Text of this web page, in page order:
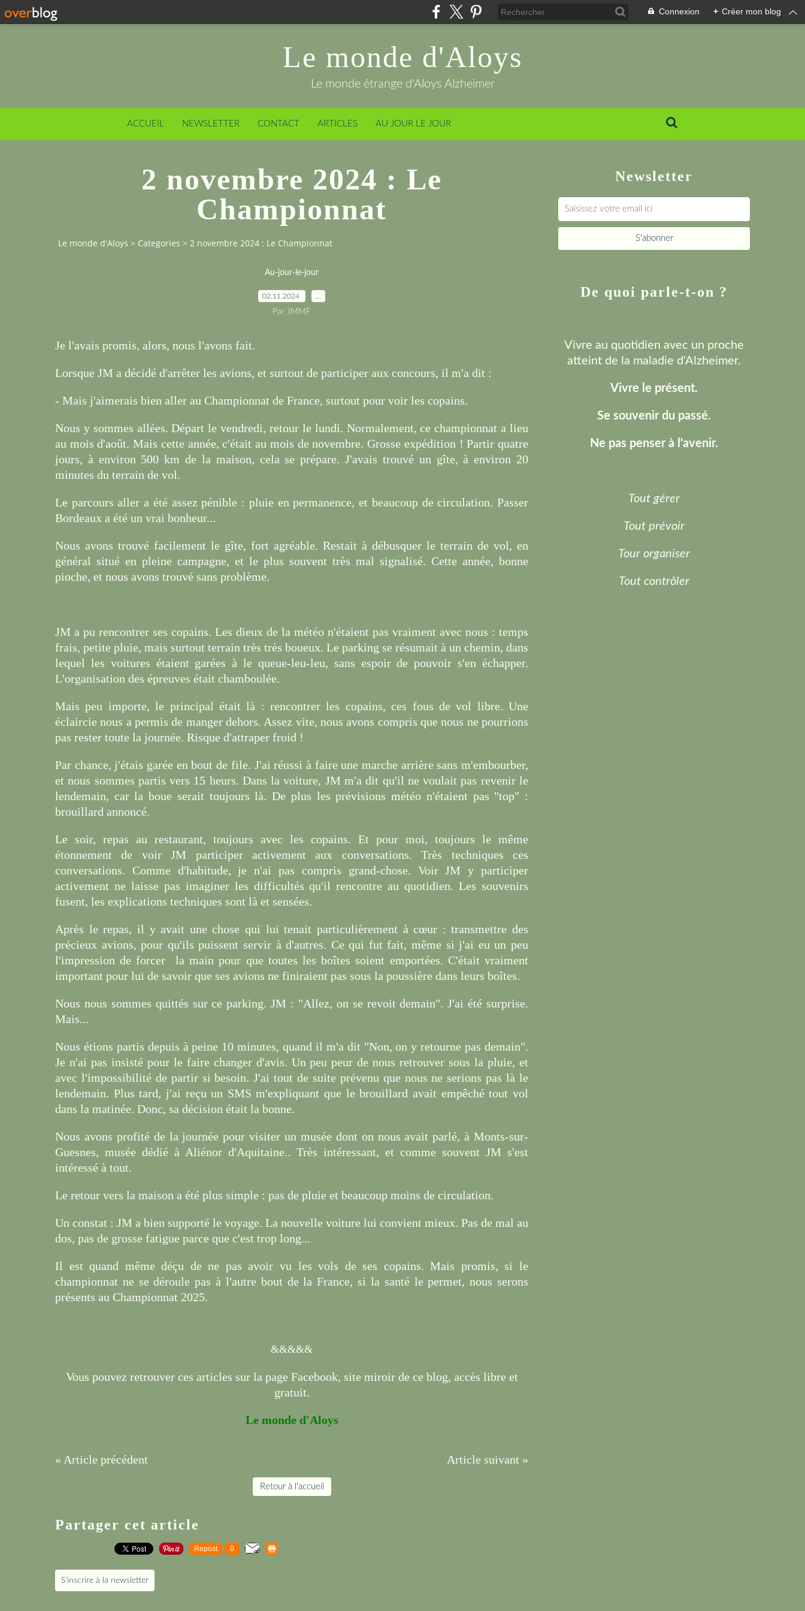
Connexion + Créer mon blog
Le monde d'Aloys
Le monde étrange d'Aloys Alzheimer
ACCUEIL NEWSLETTER CONTACT ARTICLES AU JOUR LE JOUR
2 novembre 2024 : Le
Championnat
Le monde d'Aloys > Categories > 2 novembre 2024 : Le Championnat
Au-jour-le-jour
02.11.2024
Par JMMF
Je l'avais promis, alors, nous l'avons fait.
Lorsque JM a décidé d'arrêter les avions, et surtout de participer aux concours, il m'a dit :
- Mais j'aimerais bien aller au Championnat de France, surtout pour voir les copains.
Nous y sommes allées. Départ le vendredi, retour le lundi. Normalement, ce championnat a lieu
au mois d'août. Mais cette année, c'était au mois de novembre. Grosse expédition ! Partir quatre
jours, à environ 500 km de la maison, cela se prépare. J'avais trouvé un gîte, à environ 20
minutes du terrain de vol.
Le parcours aller a été assez pénible : pluie en permanence, et beaucoup de circulation. Passer
Bordeaux a été un vrai bonheur...
Nous avons trouvé facilement le gîte, fort agréable. Restait à débusquer le terrain de vol, en
général situé en pleine campagne, et le plus souvent très mal signalisé. Cette année, bonne
pioche, et nous avons trouvé sans problème.
JM a pu rencontrer ses copains. Les dieux de la météo n'étaient pas vraiment avec nous : temps
frais, petite pluie, mais surtout terrain très très boueux. Le parking se résumait à un chemin, dans
lequel les voitures étaient garées à le queue-leu-leu, sans espoir de pouvoir s'en échapper.
L'organisation des épreuves était chamboulée.
Mais peu importe, le principal était là : rencontrer les copains, ces fous de vol libre. Une
éclaircie nous a permis de manger dehors. Assez vite, nous avons compris que nous ne pourrions
pas rester toute la journée. Risque d'attraper froid !
Par chance, j'étais garée en bout de file. J'ai réussi à faire une marche arrière sans m'embourber,
et nous sommes partis vers 15 heurs. Dans la voiture, JM m'a dit qu'il ne voulait pas revenir le
lendemain, car la boue serait toujours là. De plus les prévisions météo n'étaient pas "top" :
brouillard annoncé.
Le soir, repas au restaurant, toujours avec les copains. Et pour moi, toujours le même
étonnement de voir JM participer activement aux conversations. Très techniques ces
conversations. Comme d'habitude, je n'ai pas compris grand-chose. Voir JM y participer
activement ne laisse pas imaginer les difficultés qu'il rencontre au quotidien. Les souvenirs
fusent, les explications techniques sont là et sensées.
Après le repas, il y avait une chose qui lui tenait particulièrement à cœur : transmettre des
précieux avions, pour qu'ils puissent servir à d'autres. Ce qui fut fait, même si j'ai eu un peu
l'impression de forcer la main pour que toutes les boîtes soient emportées. C'était vraiment
important pour lui de savoir que ses avions ne finiraient pas sous la poussière dans leurs boîtes.
Nous nous sommes quittés sur ce parking. JM : "Allez, on se revoit demain". J'ai été surprise.
Mais...
Nous étions partis depuis à peine 10 minutes, quand il m'a dit "Non, on y retourne pas demain".
Je n'ai pas insisté pour le faire changer d'avis. Un peu peur de nous retrouver sous la pluie, et
avec l'impossibilité de partir si besoin. J'ai tout de suite prévenu que nous ne serions pas là le
lendemain. Plus tard, j'ai reçu un SMS m'expliquant que le brouillard avait empêché tout vol
dans la matinée. Donc, sa décision était la bonne.
Nous avons profité de la journée pour visiter un musée dont on nous avait parlé, à Monts-sur-
Guesnes, musée dédié à Aliénor d'Aquitaine.. Très intéressant, et comme souvent JM s'est
intéressé à tout.
Le retour vers la maison a été plus simple : pas de pluie et beaucoup moins de circulation.
Un constat : JM a bien supporté le voyage. La nouvelle voiture lui convient mieux. Pas de mal au
dos, pas de grosse fatigue parce que c'est trop long...
Il est quand même déçu de ne pas avoir vu les vols de ses copains. Mais promis, si le
championnat ne se déroule pas à l'autre bout de la France, si la santé le permet, nous serons
présents au Championnat 2025.
&&&&&
Vous pouvez retrouver ces articles sur la page Facebook, site miroir de ce blog, accès libre et
gratuit.
Le monde d'Aloys
« Article précédent Article suivant »
Retour à l'accueil
Partager cet article
Repost 0
S'inscrire à la newsletter
Newsletter
De quoi parle-t-on ?
Vivre au quotidien avec un proche
atteint de la maladie d'Alzheimer.
Vivre le présent.
Se souvenir du passé.
Ne pas penser à l'avenir.
Tout gérer
Tout prévoir
Tour organiser
Tout contrôler